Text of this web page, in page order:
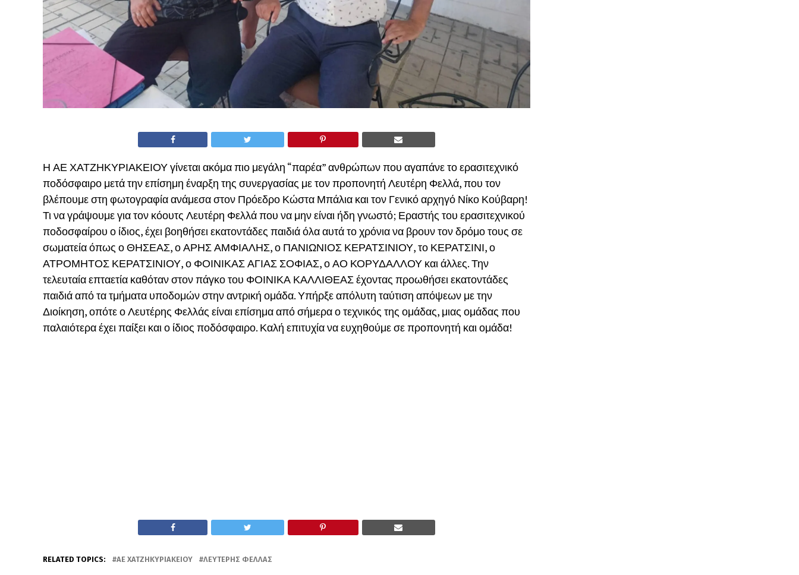
Η ΑΕ ΧΑΤΖΗΚΥΡΙΑΚΕΙΟΥ γίνεται ακόμα πιο μεγάλη “παρέα” ανθρώπων που αγαπάνε το ερασιτεχνικό
ποδόσφαιρο μετά την επίσημη έναρξη της συνεργασίας με τον προπονητή Λευτέρη Φελλά, που τον
βλέπουμε στη φωτογραφία ανάμεσα στον Πρόεδρο Κώστα Μπάλια και τον Γενικό αρχηγό Νίκο Κούβαρη!
Τι να γράψουμε για τον κόουτς Λευτέρη Φελλά που να μην είναι ήδη γνωστό; Εραστής του ερασιτεχνικού
ποδοσφαίρου ο ίδιος, έχει βοηθήσει εκατοντάδες παιδιά όλα αυτά το χρόνια να βρουν τον δρόμο τους σε
σωματεία όπως ο ΘΗΣΕΑΣ, ο ΑΡΗΣ ΑΜΦΙΑΛΗΣ, ο ΠΑΝΙΩΝΙΟΣ ΚΕΡΑΤΣΙΝΙΟΥ, το ΚΕΡΑΤΣΙΝΙ, ο
ΑΤΡΟΜΗΤΟΣ ΚΕΡΑΤΣΙΝΙΟΥ, ο ΦΟΙΝΙΚΑΣ ΑΓΙΑΣ ΣΟΦΙΑΣ, ο ΑΟ ΚΟΡΥΔΑΛΛΟΥ και άλλες. Την
τελευταία επταετία καθόταν στον πάγκο του ΦΟΙΝΙΚΑ ΚΑΛΛΙΘΕΑΣ έχοντας προωθήσει εκατοντάδες
παιδιά από τα τμήματα υποδομών στην αντρική ομάδα. Υπήρξε απόλυτη ταύτιση απόψεων με την
Διοίκηση, οπότε ο Λευτέρης Φελλάς είναι επίσημα από σήμερα ο τεχνικός της ομάδας, μιας ομάδας που
παλαιότερα έχει παίξει και ο ίδιος ποδόσφαιρο. Καλή επιτυχία να ευχηθούμε σε προπονητή και ομάδα!
RELATED TOPICS: ΑΕ ΧΑΤΖΗΚΥΡΙΑΚΕΊΟΥ ΛΕΥΤΈΡΗΣ ΦΕΛΛΆΣ